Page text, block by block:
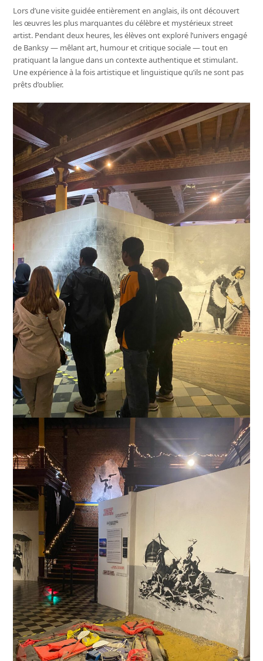
Lors d’une visite guidée entièrement en anglais, ils ont découvert
les œuvres les plus marquantes du célèbre et mystérieux street
artist. Pendant deux heures, les élèves ont exploré l’univers engagé
de Banksy — mêlant art, humour et critique sociale — tout en
pratiquant la langue dans un contexte authentique et stimulant.
Une expérience à la fois artistique et linguistique qu’ils ne sont pas
prêts d’oublier.